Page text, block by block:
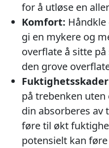
for å utløse en
Komfort:
gi en mykere og
overflate å sitte
den grove
på trebenken
din absorberes av
føre til økt
potensielt kan